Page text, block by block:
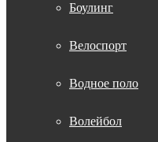
Боулинг
Велоспорт
Водное поло
Волейбол